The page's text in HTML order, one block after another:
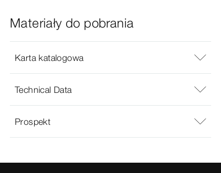
Materiały do pobrania
Karta katalogowa
Technical Data
Prospekt